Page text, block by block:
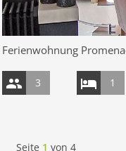
Ferienwohnung
3 1
Seite 1 von 4